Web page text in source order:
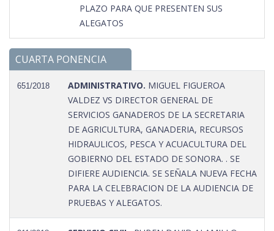
PLAZO PARA QUE PRESENTEN SUS
ALEGATOS
CUARTA PONENCIA
651/2018 ADMINISTRATIVO. MIGUEL FIGUEROA
VALDEZ VS DIRECTOR GENERAL DE
SERVICIOS GANADEROS DE LA SECRETARIA
DE AGRICULTURA, GANADERIA, RECURSOS
HIDRAULICOS, PESCA Y ACUACULTURA DEL
GOBIERNO DEL ESTADO DE SONORA. . SE
DIFIERE AUDIENCIA. SE SEÑALA NUEVA FECHA
PARA LA CELEBRACION DE LA AUDIENCIA DE
PRUEBAS Y ALEGATOS.